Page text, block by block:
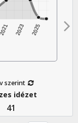
szerint
idézet
41